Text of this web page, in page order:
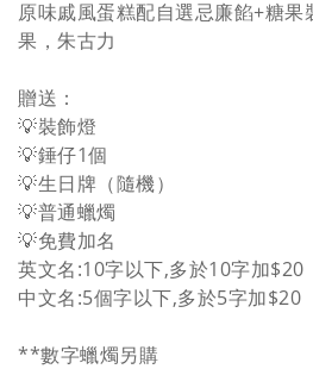
原味戚風蛋糕配自選忌廉餡+糖果
果，朱古力
贈送：
💡裝飾燈
💡錘仔1個
💡生日牌（隨機）
💡普通蠟燭
💡免費加名
英文名:10字以下,多於10字加$20
中文名:5個字以下,多於5字加$20
**數字蠟燭另購